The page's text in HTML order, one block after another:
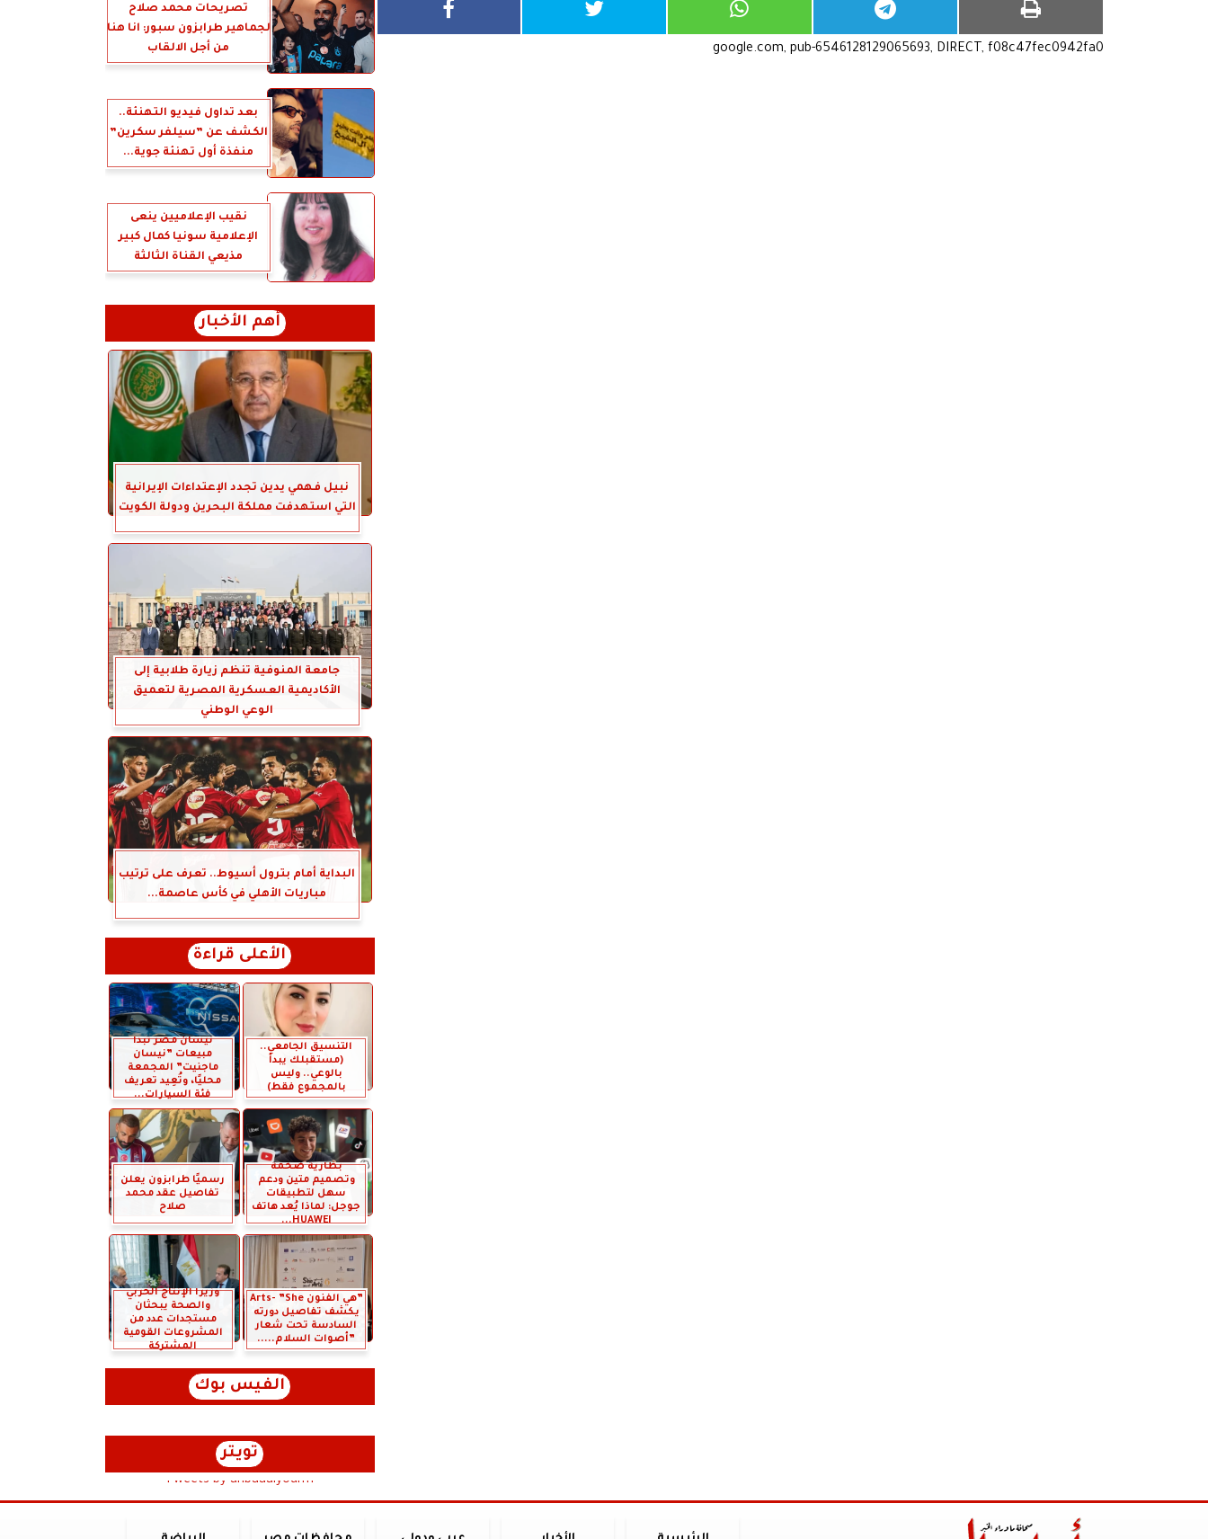
google.com, pub-6546128129065693, DIRECT, f08c47fec0942fa0
تصريحات محمد صلاح
لجماهير طرابزون سبور: انا هنا
من أجل الالقاب
بعد تداول فيديو التهنئة..
الكشف عن ”سيلفر سكرين”
منفذة أول تهنئة جوية...
نقيب الإعلاميين ينعى
الإعلامية سونيا كمال كبير
مذيعي القناة الثالثة
أهم الأخبار
نبيل فهمي يدين تجدد الإعتداءات الإيرانية
التي استهدفت مملكة البحرين ودولة الكويت
جامعة المنوفية تنظم زيارة طلابية إلى
الأكاديمية العسكرية المصرية لتعميق
الوعي الوطني
البداية أمام بترول أسيوط.. تعرف على ترتيب
مباريات الأهلي في كأس عاصمة...
الأعلى قراءة
التنسيق الجامعي..
(مستقبلك يبدأ
بالوعي.. وليس
بالمجموع فقط)
نيسان مصر تبدأ
مبيعات ”نيسان
ماجنيت” المجمعة
محليًا، وتُعِيد تعريف
فئة السيارات...
بطارية ضخمة
وتصميم متين ودعم
سهل لتطبيقات
جوجل: لماذا يُعد هاتف
HUAWEI...
رسميًا طرابزون يعلن
تفاصيل عقد محمد
صلاح
”هي الفنون Arts- ”She
يكشف تفاصيل دورته
السادسة تحت شعار
”أصوات السلام.....
وزيرا الإنتاج الحربي
والصحة يبحثان
مستجدات عدد من
المشروعات القومية
المشتركة
الفيس بوك
تويتر
Tweets by anbaaalyoum1